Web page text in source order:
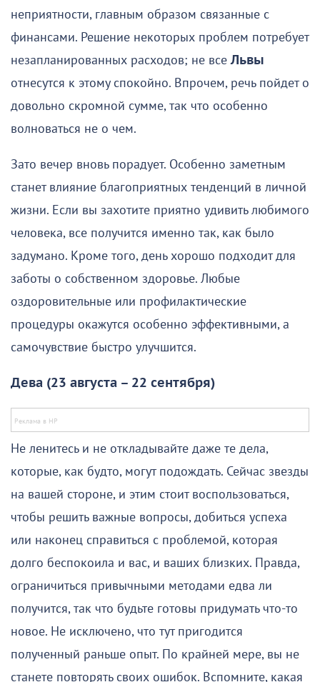
неприятности, главным образом связанные с
финансами. Решение некоторых проблем потребует
незапланированных расходов; не всеЛьвы
отнесутся к этому спокойно. Впрочем, речь пойдет о
довольно скромной сумме, так что особенно
волноваться не о чем.
Зато вечер вновь порадует. Особенно заметным
станет влияние благоприятных тенденций в личной
жизни. Если вы захотите приятно удивить любимого
человека, все получится именно так, как было
задумано. Кроме того, день хорошо подходит для
заботы о собственном здоровье. Любые
оздоровительные или профилактические
процедуры окажутся особенно эффективными, а
самочувствие быстро улучшится.
Дева (23 августа – 22 сентября)
Не ленитесь и не откладывайте даже те дела,
которые, как будто, могут подождать. Сейчас звезды
на вашей стороне, и этим стоит воспользоваться,
чтобы решить важные вопросы, добиться успеха
или наконец справиться с проблемой, которая
долго беспокоила и вас, и ваших близких. Правда,
ограничиться привычными методами едва ли
получится, так что будьте готовы придумать что-то
новое. Не исключено, что тут пригодится
полученный раньше опыт. По крайней мере, вы не
станете повторять своих ошибок. Вспомните, какая